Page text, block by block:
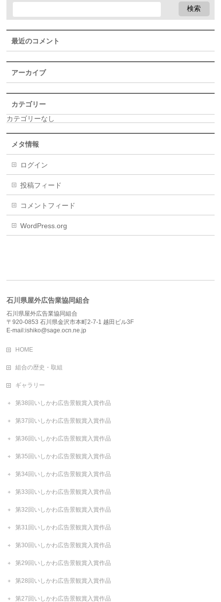
最近のコメント
アーカイブ
カテゴリー
カテゴリーなし
メタ情報
ログイン
投稿フィード
コメントフィード
WordPress.org
石川県屋外広告業協同組合
石川県屋外広告業協同組合
〒920-0853 石川県金沢市本町2-7-1 越田ビル3F
E-mail:ishiko@sage.ocn.ne.jp
HOME
組合の歴史・取組
ギャラリー
第38回いしかわ広告景観賞入賞作品
第37回いしかわ広告景観賞入賞作品
第36回いしかわ広告景観賞入賞作品
第35回いしかわ広告景観賞入賞作品
第34回いしかわ広告景観賞入賞作品
第33回いしかわ広告景観賞入賞作品
第32回いしかわ広告景観賞入賞作品
第31回いしかわ広告景観賞入賞作品
第30回いしかわ広告景観賞入賞作品
第29回いしかわ広告景観賞入賞作品
第28回いしかわ広告景観賞入賞作品
第27回いしかわ広告景観賞入賞作品